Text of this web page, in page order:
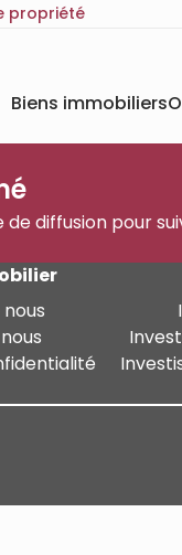
propriété
Biens immobiliers
de diffusion pour